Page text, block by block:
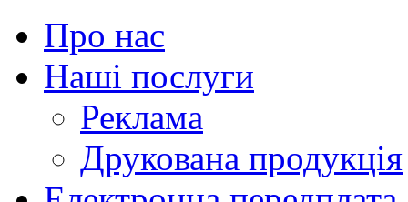
Про нас
Наші послуги
Реклама
Друкована продукція